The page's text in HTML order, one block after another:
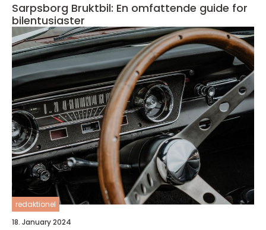
Sarpsborg Bruktbil: En omfattende guide for
bilentusiaster
redaktionel
18. January 2024